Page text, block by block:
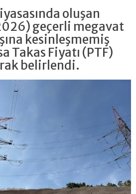
oluşan
geçerli megavat
kesinleşmemiş
Takas Fiyatı (PTF)
belirlendi.